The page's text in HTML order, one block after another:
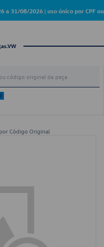
a 31/08/2026 | uso único por CPF ou
Código Original